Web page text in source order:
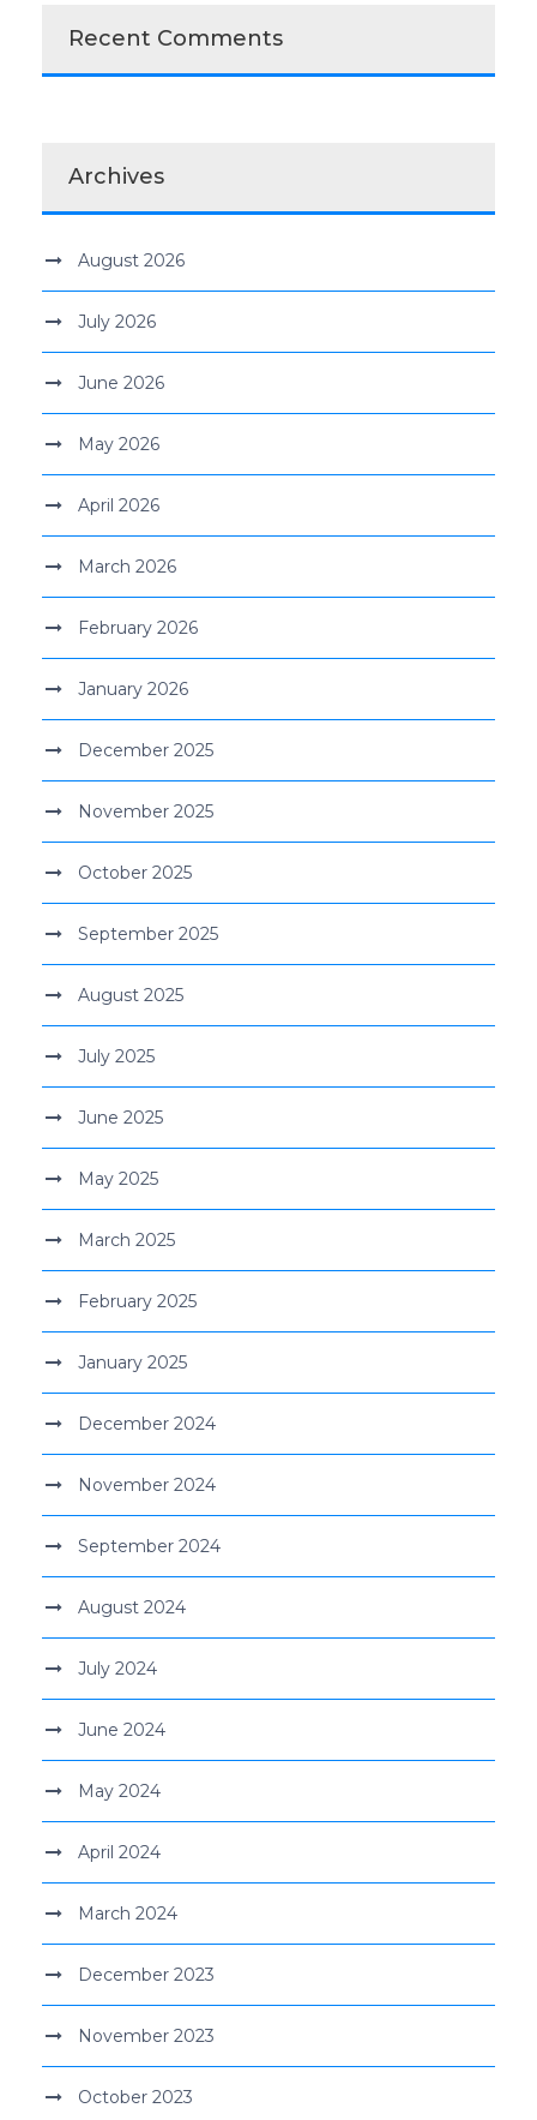
Recent Comments
Archives
August 2026
July 2026
June 2026
May 2026
April 2026
March 2026
February 2026
January 2026
December 2025
November 2025
October 2025
September 2025
August 2025
July 2025
June 2025
May 2025
March 2025
February 2025
January 2025
December 2024
November 2024
September 2024
August 2024
July 2024
June 2024
May 2024
April 2024
March 2024
December 2023
November 2023
October 2023